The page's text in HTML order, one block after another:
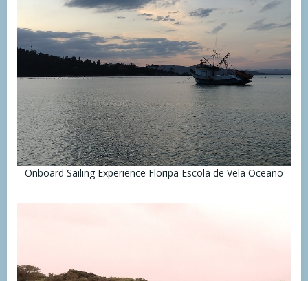
Onboard Sailing Experience Floripa Escola de Vela Oceano